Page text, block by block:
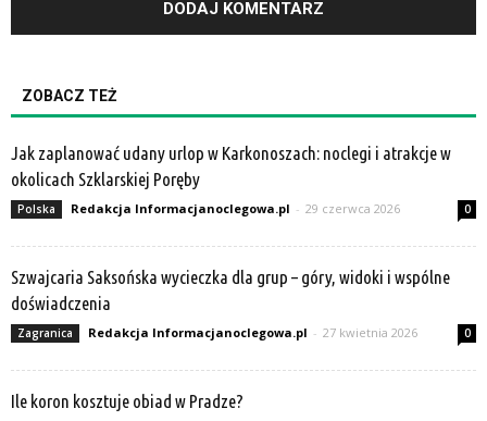
ZOBACZ TEŻ
Jak zaplanować udany urlop w Karkonoszach: noclegi i atrakcje w
okolicach Szklarskiej Poręby
Polska Redakcja Informacjanoclegowa.pl - 29 czerwca 2026 0
Szwajcaria Saksońska wycieczka dla grup – góry, widoki i wspólne
doświadczenia
Zagranica Redakcja Informacjanoclegowa.pl - 27 kwietnia 2026 0
Ile koron kosztuje obiad w Pradze?